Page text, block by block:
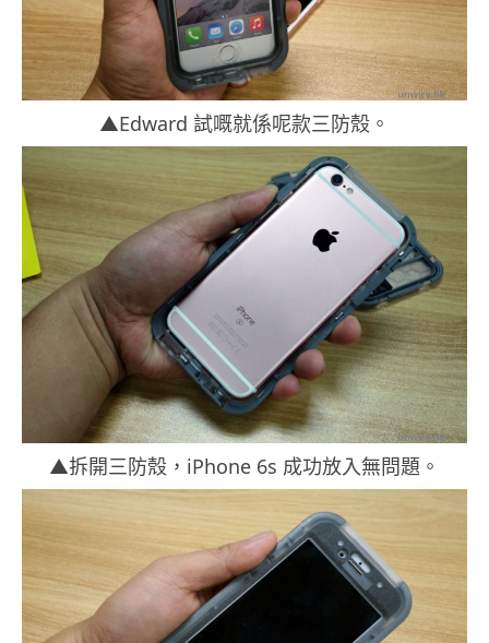
▲Edward 試嘅就係呢款三防殼。
▲拆開三防殼，iPhone 6s 成功放入無問題。